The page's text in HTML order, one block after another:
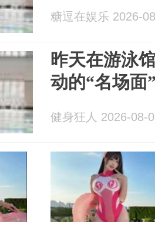
糖逗在娱乐 2026-
昨天在游泳
动的“名场面
健身狂人 2026-08-